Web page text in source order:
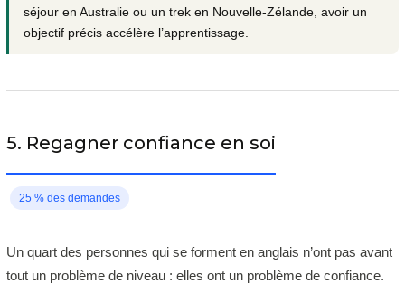
séjour en Australie ou un trek en Nouvelle-Zélande, avoir un
objectif précis accélère l’apprentissage.
5. Regagner confiance en soi
25 % des demandes
Un quart des personnes qui se forment en anglais n’ont pas avant
tout un problème de niveau : elles ont un problème de confiance.